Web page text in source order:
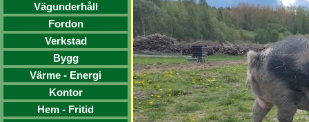
Vägunderhåll
Fordon
Verkstad
Bygg
Värme - Energi
Kontor
Hem - Fritid